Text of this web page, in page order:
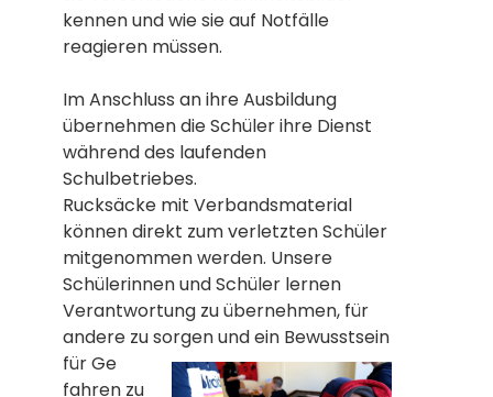
kennen und wie sie auf Notfälle
reagieren müssen.
Im Anschluss an ihre Ausbildung
übernehmen die Schüler ihre Dienst
während des laufenden
Schulbetriebes.
Rucksäcke mit Verbandsmaterial
können direkt zum verletzten Schüler
mitgenommen werden. Unsere
Schülerinnen und Schüler lernen
Verantwortung zu übernehmen, für
andere zu sorgen und ein Bewusstsein
für Ge
fahren zu